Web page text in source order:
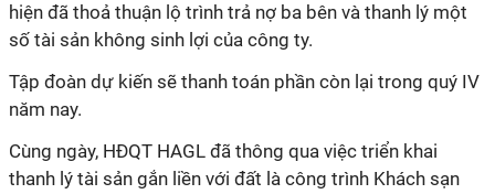
hiện đã thoả thuận lộ trình trả nợ ba bên và thanh lý một
số tài sản không sinh lợi của công ty.
Tập đoàn dự kiến sẽ thanh toán phần còn lại trong quý IV
năm nay.
Cùng ngày, HĐQT HAGL đã thông qua việc triển khai
thanh lý tài sản gắn liền với đất là công trình Khách sạn